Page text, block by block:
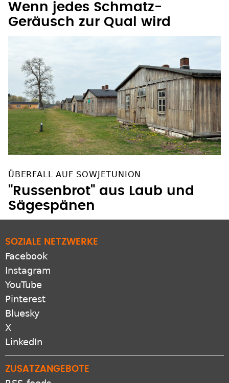
Wenn jedes Schmatz-
Geräusch zur Qual wird
ÜBERFALL AUF SOWJETUNION
"Russenbrot" aus Laub und
Sägespänen
SOZIALE NETZWERKE
Facebook
Instagram
YouTube
Pinterest
Bluesky
X
LinkedIn
ZUSATZANGEBOTE